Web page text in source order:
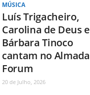
MÚSICA
Luís Trigacheiro,
Carolina de Deus e
Bárbara Tinoco
cantam no Almada
Forum
20 de Julho, 2026